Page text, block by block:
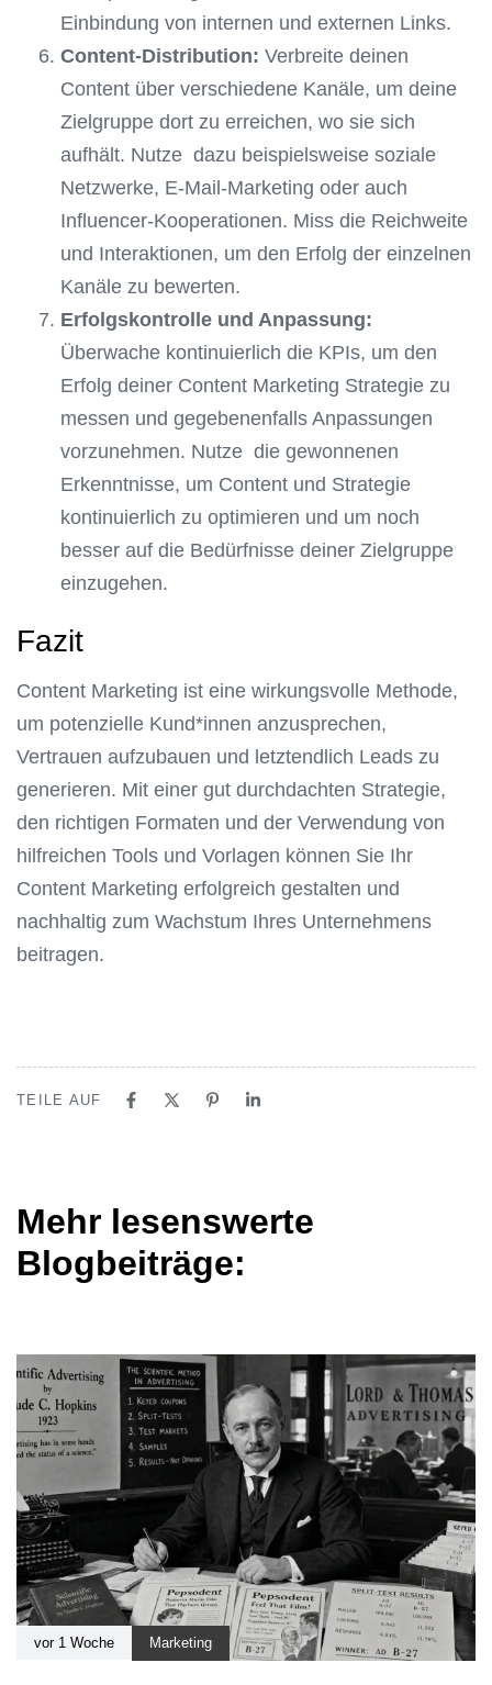
Einbindung von internen und externen Links.
Content-Distribution: Verbreite deinen
Content über verschiedene Kanäle, um deine
Zielgruppe dort zu erreichen, wo sie sich
aufhält. Nutze dazu beispielsweise soziale
Netzwerke, E-Mail-Marketing oder auch
Influencer-Kooperationen. Miss die Reichweite
und Interaktionen, um den Erfolg der einzelnen
Kanäle zu bewerten.
Erfolgskontrolle und Anpassung:
Überwache kontinuierlich die KPIs, um den
Erfolg deiner Content Marketing Strategie zu
messen und gegebenenfalls Anpassungen
vorzunehmen. Nutze die gewonnenen
Erkenntnisse, um Content und Strategie
kontinuierlich zu optimieren und um noch
besser auf die Bedürfnisse deiner Zielgruppe
einzugehen.
Fazit
Content Marketing ist eine wirkungsvolle Methode,
um potenzielle Kund*innen anzusprechen,
Vertrauen aufzubauen und letztendlich Leads zu
generieren. Mit einer gut durchdachten Strategie,
den richtigen Formaten und der Verwendung von
hilfreichen Tools und Vorlagen können Sie Ihr
Content Marketing erfolgreich gestalten und
nachhaltig zum Wachstum Ihres Unternehmens
beitragen.
TEILE AUF
Mehr lesenswerte
Blogbeiträge:
vor 1 Woche Marketing